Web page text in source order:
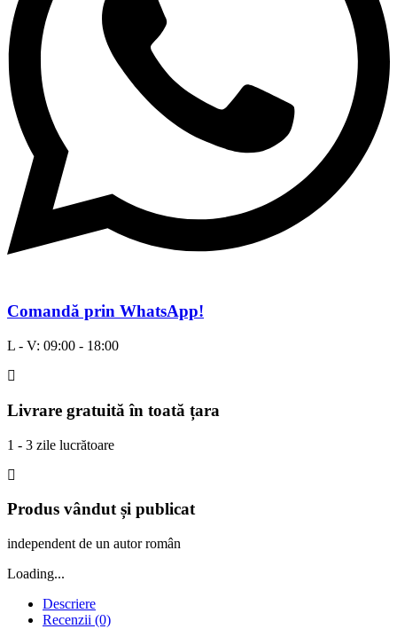
de
suflet”
Comandă prin WhatsApp!
L - V: 09:00 - 18:00
Livrare gratuită în toată țara
1 - 3 zile lucrătoare
Produs vândut și publicat
independent de un autor român
Loading...
Descriere
Recenzii (0)